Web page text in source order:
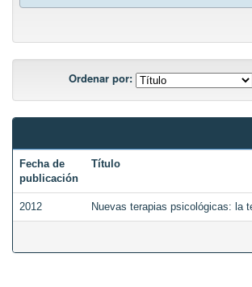
Ordenar por:
Fecha de
publicación
Título
2012 Nuevas terapias psicológicas: la